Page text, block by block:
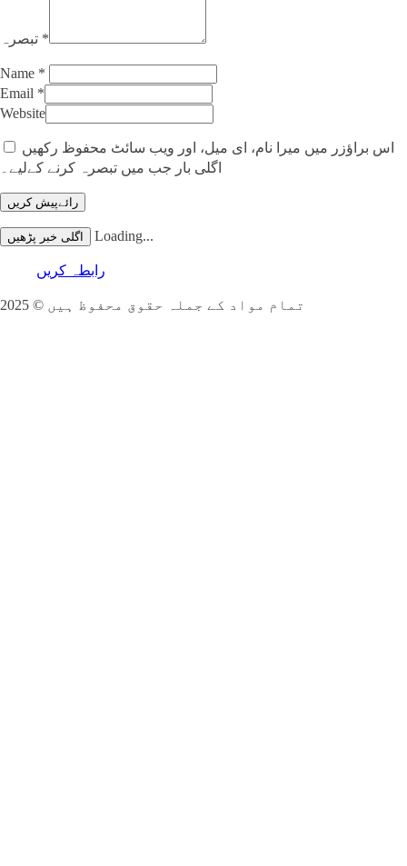
تبصرہ *
Name *
Email *
Website
اس براؤزر میں میرا نام، ای میل، اور ویب سائٹ محفوظ رکھیں
اگلی بار جب میں تبصرہ کرنے کےلیے۔
اگلی خبر پڑھیں Loading...
رابطہ کریں
تمام مواد کے جملہ حقوق محفوظ ہیں © 2025